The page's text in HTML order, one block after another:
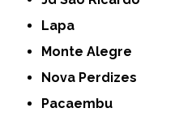
Lapa
Monte Alegre
Nova Perdizes
Pacaembu